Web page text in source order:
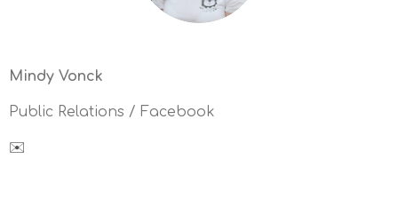
Mindy Vonck
Public Relations / Facebook
✉️